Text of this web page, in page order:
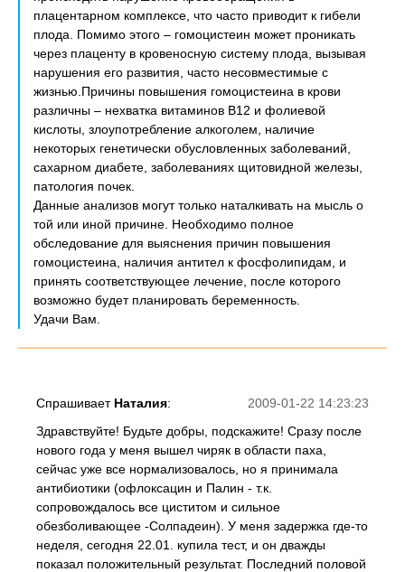
плацентарном комплексе, что часто приводит к гибели
плода. Помимо этого – гомоцистеин может проникать
через плаценту в кровеносную систему плода, вызывая
нарушения его развития, часто несовместимые с
жизнью.Причины повышения гомоцистеина в крови
различны – нехватка витаминов В12 и фолиевой
кислоты, злоупотребление алкоголем, наличие
некоторых генетически обусловленных заболеваний,
сахарном диабете, заболеваниях щитовидной железы,
патология почек.
Данные анализов могут только наталкивать на мысль о
той или иной причине. Необходимо полное
обследование для выяснения причин повышения
гомоцистеина, наличия антител к фосфолипидам, и
принять соответствующее лечение, после которого
возможно будет планировать беременность.
Удачи Вам.
2009-01-22 14:23:23
Спрашивает Наталия:
Здравствуйте! Будьте добры, подскажите! Сразу после
нового года у меня вышел чиряк в области паха,
сейчас уже все нормализовалось, но я принимала
антибиотики (офлоксацин и Палин - т.к.
сопровождалось все циститом и сильное
обезболивающее -Солпадеин). У меня задержка где-то
неделя, сегодня 22.01. купила тест, и он дважды
показал положительный результат. Последний половой